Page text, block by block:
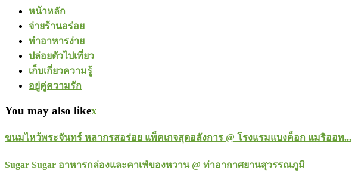
หน้าหลัก
จ่ายร้านอร่อย
ทำอาหารง่าย
ปล่อยตัวไปเที่ยว
เก็บเกี่ยวความรู้
อยู่คู่ความรัก
You may also likex
ขนมไหว้พระจันทร์ หลากรสอร่อย แพ็คเกจสุดอลังการ @ โรงแรมแบงค็อก แมริออท...
Sugar Sugar อาหารกล่องและคาเฟ่ของหวาน @ ท่าอากาศยานสุวรรณภูมิ